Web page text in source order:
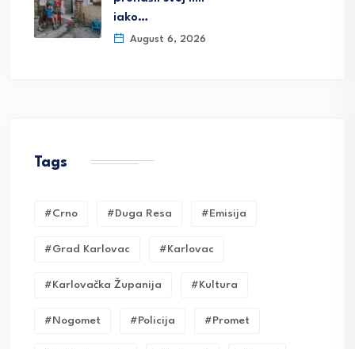
iako…
August 6, 2026
Tags
#crno #duga Resa #emisija
#grad Karlovac #karlovac
#karlovačka Županija #kultura
#nogomet #policija #promet